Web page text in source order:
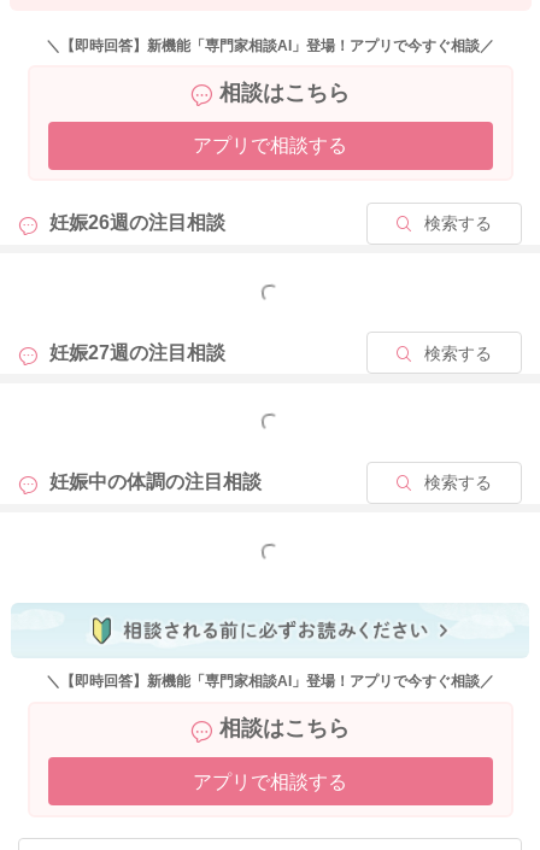
＼【即時回答】新機能「専門家相談AI」登場！アプリで今すぐ相談／
相談はこちら
アプリで相談する
妊娠26週の注目相談 検索する
もっと見る
妊娠27週の注目相談 検索する
もっと見る
妊娠中の体調の注目相談 検索する
もっと見る
＼【即時回答】新機能「専門家相談AI」登場！アプリで今すぐ相談／
相談はこちら
アプリで相談する